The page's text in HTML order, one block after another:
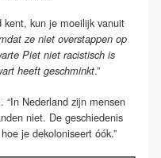
kent, kun je moeilijk vanuit
ze niet overstappen op
Piet niet racistisch is
heeft geschminkt.”
Nederland zijn mensen
niet. De geschiedenis
je dekoloniseert óók.”